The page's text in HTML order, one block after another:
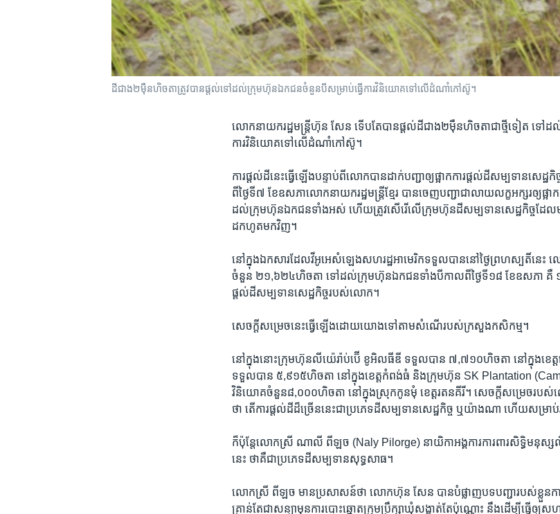
ដី​ជាង​២​ម៉ឺន​ហិចតា​ត្រូវ​បាន​ផ្តល់ទៅ​ដល់​ក្រុមហ៊ុន​ឯកជន​ចំនួន​បី​សម្រាប់​ធ្វើ​ការវិនិយោគ​ទៅ​លើ​ដំណាំកៅស៊ូ។
លោក​នាយក​រដ្ឋមន្ត្រី​ហ៊ុន ​សែន ​ទើបតែ​បាន​ផ្តល់​ដី​ជាង​២​ម៉ឺន​ហិចតា​ជា​ថ្មី​ទៀត​ ទៅ​
ការវិនិយោគ​ទៅ​លើ​ដំណាំកៅស៊ូ។
ការផ្តល់ដីនេះ​ធ្វើឡើង​បន្ទាប់​ពី​លោក​បាន​ដាក់​បញ្ជា​ឲ្យ​ផ្អាក​ការផ្តល់​ដីសម្បទាន​សេដ្ឋ
ពី​ថ្ងៃ​ទី​៧ ​ខែ​ឧសភា​លោក​នាយក​រដ្ឋមន្ត្រី​ខ្មែរ​ បាន​ចេញ​បញ្ជា​ជា​លាយ​លក្ខអក្សរ​ឲ្យ​ផ្អ
ដល់​ក្រុមហ៊ុន​ឯកជន​ទាំងអស់​ ហើយ​ត្រូវ​សើរើ​លើ​ក្រុមហ៊ុន​ដីសម្បទាន​សេដ្ឋកិច្ច​ដែល​ម
ដកហូត​មក​វិញ។
នៅ​ក្នុង​ឯកសារ​ដែល​វីអូអេ​សំឡេង​សហរដ្ឋ​អាមេរិក​ទទួល​បាន​នៅ​ថ្ងៃ​ព្រហស្បតិ៍​នេ
ចំនួន​ ២១,៦២៤​ហិចតា​ ទៅ​ដល់​ក្រុមហ៊ុន​ឯកជន​ទាំង​បី​កាល​ពី​ថ្ងៃ​ទី​១៨​ ខែ​ឧសភា ​គឺ​ ១១​ថ្ង
ផ្តល់​ដីសម្បទាន​សេដ្ឋកិច្ច​របស់​លោក។
សេចក្តីសម្រេចនេះ​ធ្វើឡើង​ដោយយោង​ទៅ​តាម​សំណើ​របស់​ក្រសួង​កសិកម្ម។
នៅ​ក្នុងនោះ​ក្រុមហ៊ុន​លីយ៉េរ៉ាប់ប៊ើ ខូអិលធីឌី ​ទទួល​បាន​ ៧,៧១០​ហិចតា ​នៅ​ក្នុង​ខេត្
ទទួល​បាន​ ៥,៩១៥​ហិចតា ​នៅ​ក្នុង​ខេត្ត​កំពង់ធំ ​និង​ក្រុមហ៊ុន​ SK Plantation
វិនិយោគ​ចំនួន​៨,០០០​ហិចតា​ នៅ​ក្នុង​ស្រុក​កូនមុំ ​ខេត្ត​រតនគីរី។ សេចក្តី​សម្រេច​របស់​ល
ថា​ តើ​ការ​ផ្តល់ដី​ដ៏​ច្រើន​នេះ​ជា​ប្រភេទដី​សម្បទាន​សេដ្ឋកិច្ច​ ឬ​យ៉ាងណា ​ហើយ​សម្រាប់​
ក៏ប៉ុន្តែ​លោកស្រី ណាលី ពីឡច (Naly Pilorge) នាយិកា​អង្គការ​ការពារ​សិទ្ធិមនុស្
នេះ​ ថា​គឺ​ជា​ប្រភេទ​ដី​សម្បទាន​សុទ្ធសាធ។
លោកស្រី ពីឡច មានប្រសាសន៍​ថា លោក​ហ៊ុន ​សែន ​បាន​បំផ្លាញ​បទបញ្ជា​របស់​ខ្លួន​
គ្រាន់តែ​ជា​សន្យា​មុន​ការបោះឆ្នោត​ក្រុមប្រឹក្សា​ឃុំសង្កាត់​តែ​ប៉ុណ្ណោះ ​នឹង​ដើម្បី​ធ្វើ​ឲ្យ​